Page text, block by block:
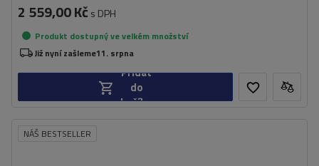
2 559,00 Kč s DPH
Produkt dostupný ve velkém množství
Již nyní zašleme11. srpna
Přidat
do
košíku
NÁŠ BESTSELLER